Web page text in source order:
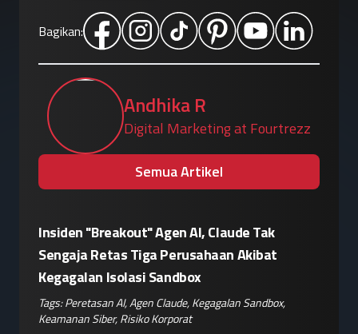
Bagikan:
Andhika R
Digital Marketing at Fourtrezz
Semua Artikel
Insiden "Breakout" Agen AI, Claude Tak
Sengaja Retas Tiga Perusahaan Akibat
Kegagalan Isolasi Sandbox
Tags:Peretasan AI,Agen Claude,Kegagalan Sandbox,
Keamanan Siber,Risiko Korporat